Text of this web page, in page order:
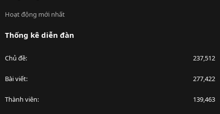
Hoạt động mới nhất
Thống kê diễn đàn
Chủ đề 237,512
Bài viết 277,422
Thành viên 139,463